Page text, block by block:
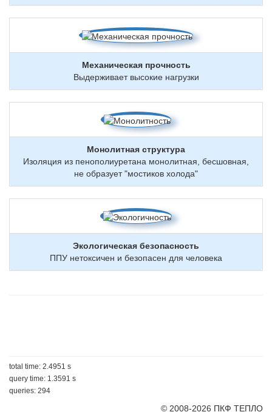
Механическая прочность
Выдерживает высокие нагрузки
Монолитная структура
Изоляция из пенополиуретана монолитная, бесшовная,
не образует "мостиков холода"
Экологическая безопасность
ППУ нетоксичен и безопасен для человека
total time: 2.4951 s
query time: 1.3591 s
queries: 294
© 2008-2026 ПКФ ТЕПЛО